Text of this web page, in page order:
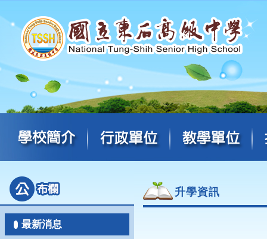
最新消息
升學資訊